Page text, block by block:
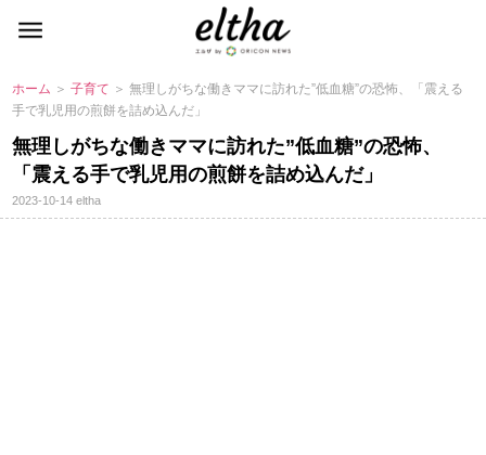
ホーム ＞子育て ＞ 無理しがちな働きママに訪れた”低血糖”の恐怖、「震える
手で乳児用の煎餅を詰め込んだ」
無理しがちな働きママに訪れた”低血糖”の恐怖、
「震える手で乳児用の煎餅を詰め込んだ」
2023-10-14eltha